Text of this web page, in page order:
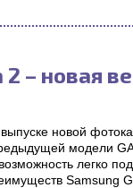
2 – новая
новой
модели
легко
Samsung